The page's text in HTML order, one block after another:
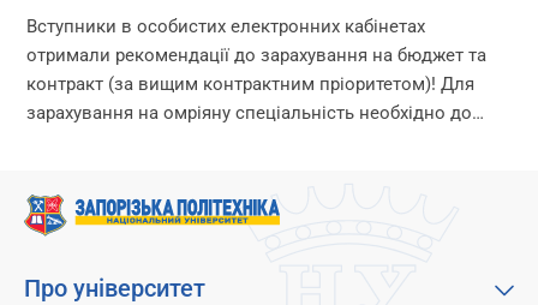
Вступники в особистих електронних кабінетах
отримали рекомендації до зарахування на бюджет та
контракт (за вищим контрактним пріоритетом)! Для
зарахування на омріяну спеціальність необхідно до
Про університет